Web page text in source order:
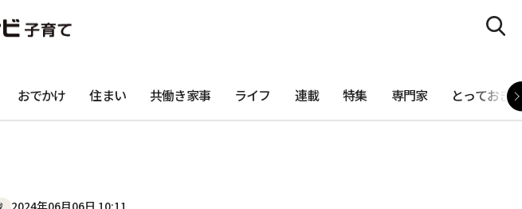
おでかけ 住まい 共働き家事 ライフ 連載 特集 専門家 とっておき
2024年06月06日 10:11